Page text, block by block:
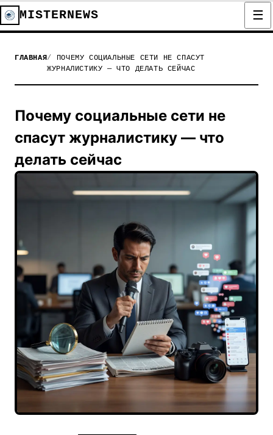
MISTERNEWS
ГЛАВНАЯ
ПОЧЕМУ СОЦИАЛЬНЫЕ СЕТИ НЕ СПАСУТ
ЖУРНАЛИСТИКУ — ЧТО ДЕЛАТЬ СЕЙЧАС
Почему социальные сети не
спасут журналистику — что
делать сейчас